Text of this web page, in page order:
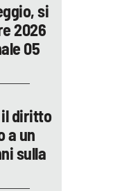
si
2026
05
diritto
a un
sulla